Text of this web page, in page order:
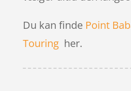
Du kan finde Point
Touringher.